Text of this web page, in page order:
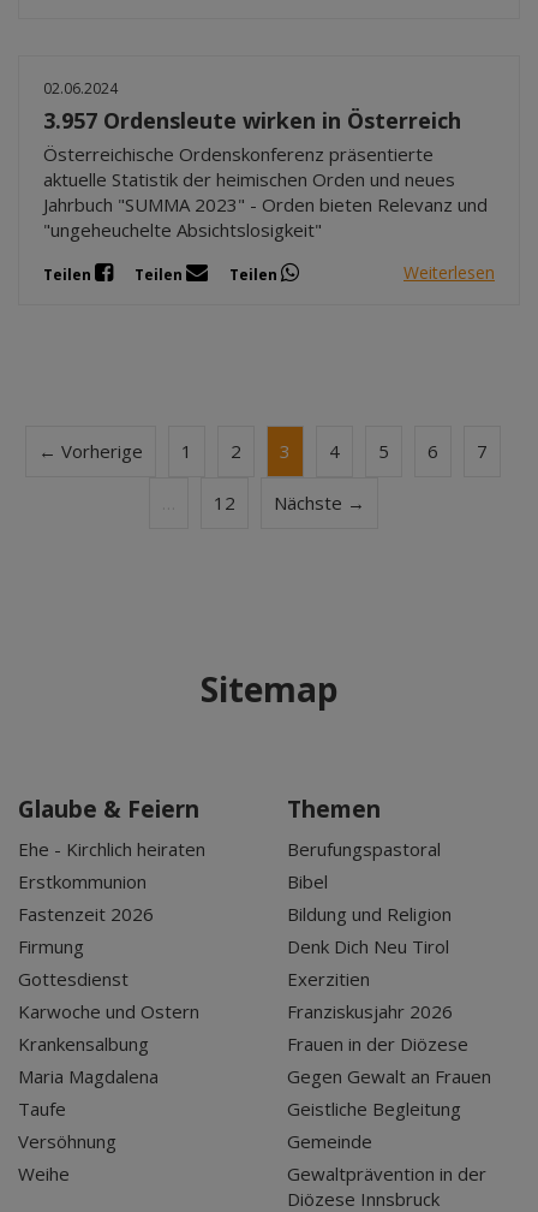
02.06.2024
3.957 Ordensleute wirken in Österreich
Österreichische Ordenskonferenz präsentierte
aktuelle Statistik der heimischen Orden und neues
Jahrbuch "SUMMA 2023" - Orden bieten Relevanz und
"ungeheuchelte Absichtslosigkeit"
Teilen Teilen Teilen Weiterlesen
← Vorherige 1 2 3 4 5 6 7
12 Nächste →
Sitemap
Glaube & Feiern
Ehe - Kirchlich heiraten
Erstkommunion
Fastenzeit 2026
Firmung
Gottesdienst
Karwoche und Ostern
Krankensalbung
Maria Magdalena
Taufe
Versöhnung
Weihe
Themen
Berufungspastoral
Bibel
Bildung und Religion
Denk Dich Neu Tirol
Exerzitien
Franziskusjahr 2026
Frauen in der Diözese
Gegen Gewalt an Frauen
Geistliche Begleitung
Gemeinde
Gewaltprävention in der
Diözese Innsbruck